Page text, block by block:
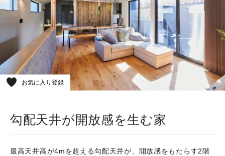
お気に入り登録
勾配天井が開放感を生む家
最高天井高が4mを超える勾配天井が、開放感をもたらす2階